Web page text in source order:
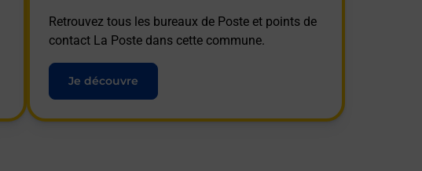
Retrouvez tous les bureaux de Poste et points de
contact La Poste dans cette commune.
Je découvre